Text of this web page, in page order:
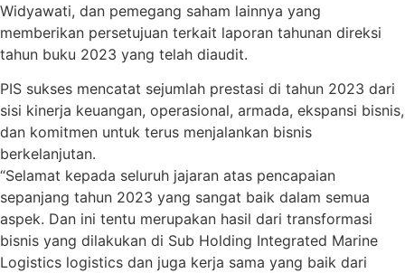
Widyawati, dan pemegang saham lainnya yang
memberikan persetujuan terkait laporan tahunan direksi
tahun buku 2023 yang telah diaudit.
PIS sukses mencatat sejumlah prestasi di tahun 2023 dari
sisi kinerja keuangan, operasional, armada, ekspansi bisnis,
dan komitmen untuk terus menjalankan bisnis
berkelanjutan.
“Selamat kepada seluruh jajaran atas pencapaian
sepanjang tahun 2023 yang sangat baik dalam semua
aspek. Dan ini tentu merupakan hasil dari transformasi
bisnis yang dilakukan di Sub Holding Integrated Marine
Logistics logistics dan juga kerja sama yang baik dari